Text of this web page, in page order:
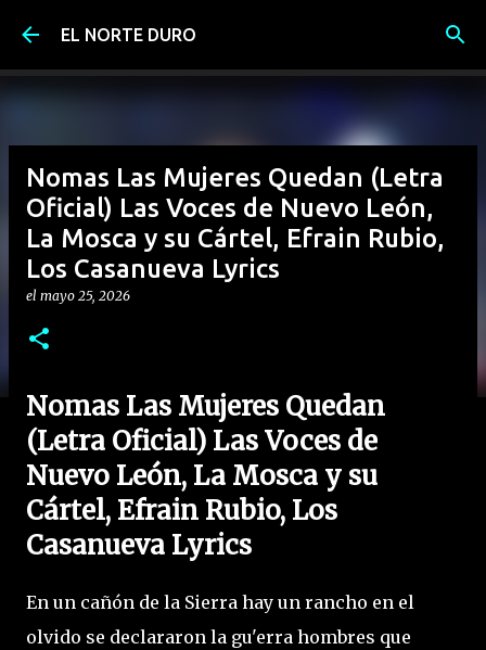
Ir al contenido principal
EL NORTE DURO
Nomas Las Mujeres Quedan (Letra
Oficial) Las Voces de Nuevo León,
La Mosca y su Cártel, Efrain Rubio,
Los Casanueva Lyrics
el mayo 25, 2026
Nomas Las Mujeres Quedan
(Letra Oficial) Las Voces de
Nuevo León, La Mosca y su
Cártel, Efrain Rubio, Los
Casanueva Lyrics
En un cañón de la Sierra hay un rancho en el
olvido se declararon la gu'erra hombres que